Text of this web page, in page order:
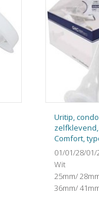
Uritip,
zelfklevend,
Comfort,
01/01/28/01/
Wit
25mm/
36mm/